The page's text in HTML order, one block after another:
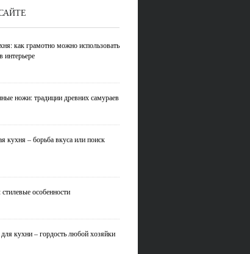
как грамотно можно использовать
интерьере
ножи: традиции древних самураев
кухня – борьба вкуса или поиск
особенности
кухни – гордость любой хозяйки